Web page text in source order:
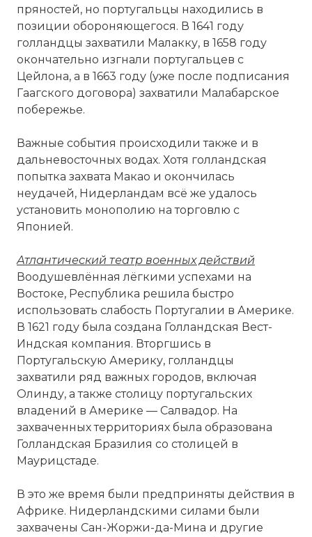
пряностей, но португальцы находились в
позиции обороняющегося. В 1641 году
голландцы захватили Малакку, в 1658 году
окончательно изгнали португальцев с
Цейлона, а в 1663 году (уже после подписания
Гаагского договора) захватили Малабарское
побережье.
Важные события происходили также и в
дальневосточных водах. Хотя голландская
попытка захвата Макао и окончилась
неудачей, Нидерландам всё же удалось
установить монополию на торговлю с
Японией.
Атлантический театр военных действий
Воодушевлённая лёгкими успехами на
Востоке, Республика решила быстро
использовать слабость Португалии в Америке.
В 1621 году была создана Голландская Вест-
Индская компания. Вторгшись в
Португальскую Америку, голландцы
захватили ряд важных городов, включая
Олинду, а также столицу португальских
владений в Америке — Салвадор. На
захваченных территориях была образована
Голландская Бразилия со столицей в
Маурицстаде.
В это же время были предприняты действия в
Африке. Нидерландскими силами были
захвачены Сан-Жоржи-да-Мина и другие
☓
Битва при Гоа 1639 года.
Фото статьи:
Вернуться в статью:
Голландско-
португальская война